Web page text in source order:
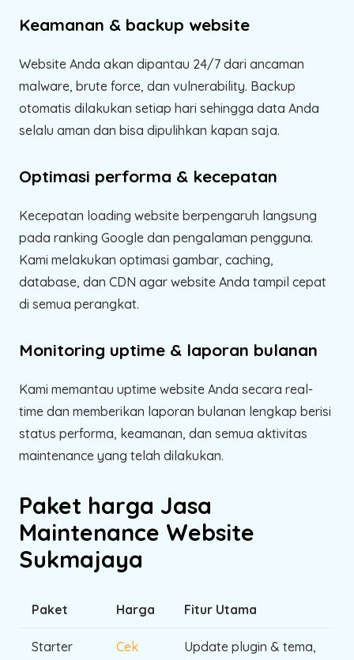
Keamanan & backup website
Website Anda akan dipantau 24/7 dari ancaman
malware, brute force, dan vulnerability. Backup
otomatis dilakukan setiap hari sehingga data Anda
selalu aman dan bisa dipulihkan kapan saja.
Optimasi performa & kecepatan
Kecepatan loading website berpengaruh langsung
pada ranking Google dan pengalaman pengguna.
Kami melakukan optimasi gambar, caching,
database, dan CDN agar website Anda tampil cepat
di semua perangkat.
Monitoring uptime & laporan bulanan
Kami memantau uptime website Anda secara real-
time dan memberikan laporan bulanan lengkap berisi
status performa, keamanan, dan semua aktivitas
maintenance yang telah dilakukan.
Paket harga Jasa
Maintenance Website
Sukmajaya
Paket Harga Fitur Utama
Starter
Cek
Update plugin & tema,